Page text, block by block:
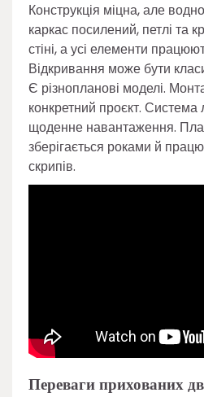
Конструкція міцна, але
каркас посилений, петлі та
стіні, а усі елементи
Відкривання може бути
Є різнопланові моделі.
конкретний проєкт. Система
щоденне навантаження.
зберігається роками й
скрипів.
Переваги прихованих